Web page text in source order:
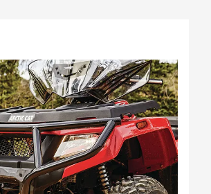
700 TRV GT
IPM black-green 01
EFT white met
Homologated
black
emerald green met
EFT marsh